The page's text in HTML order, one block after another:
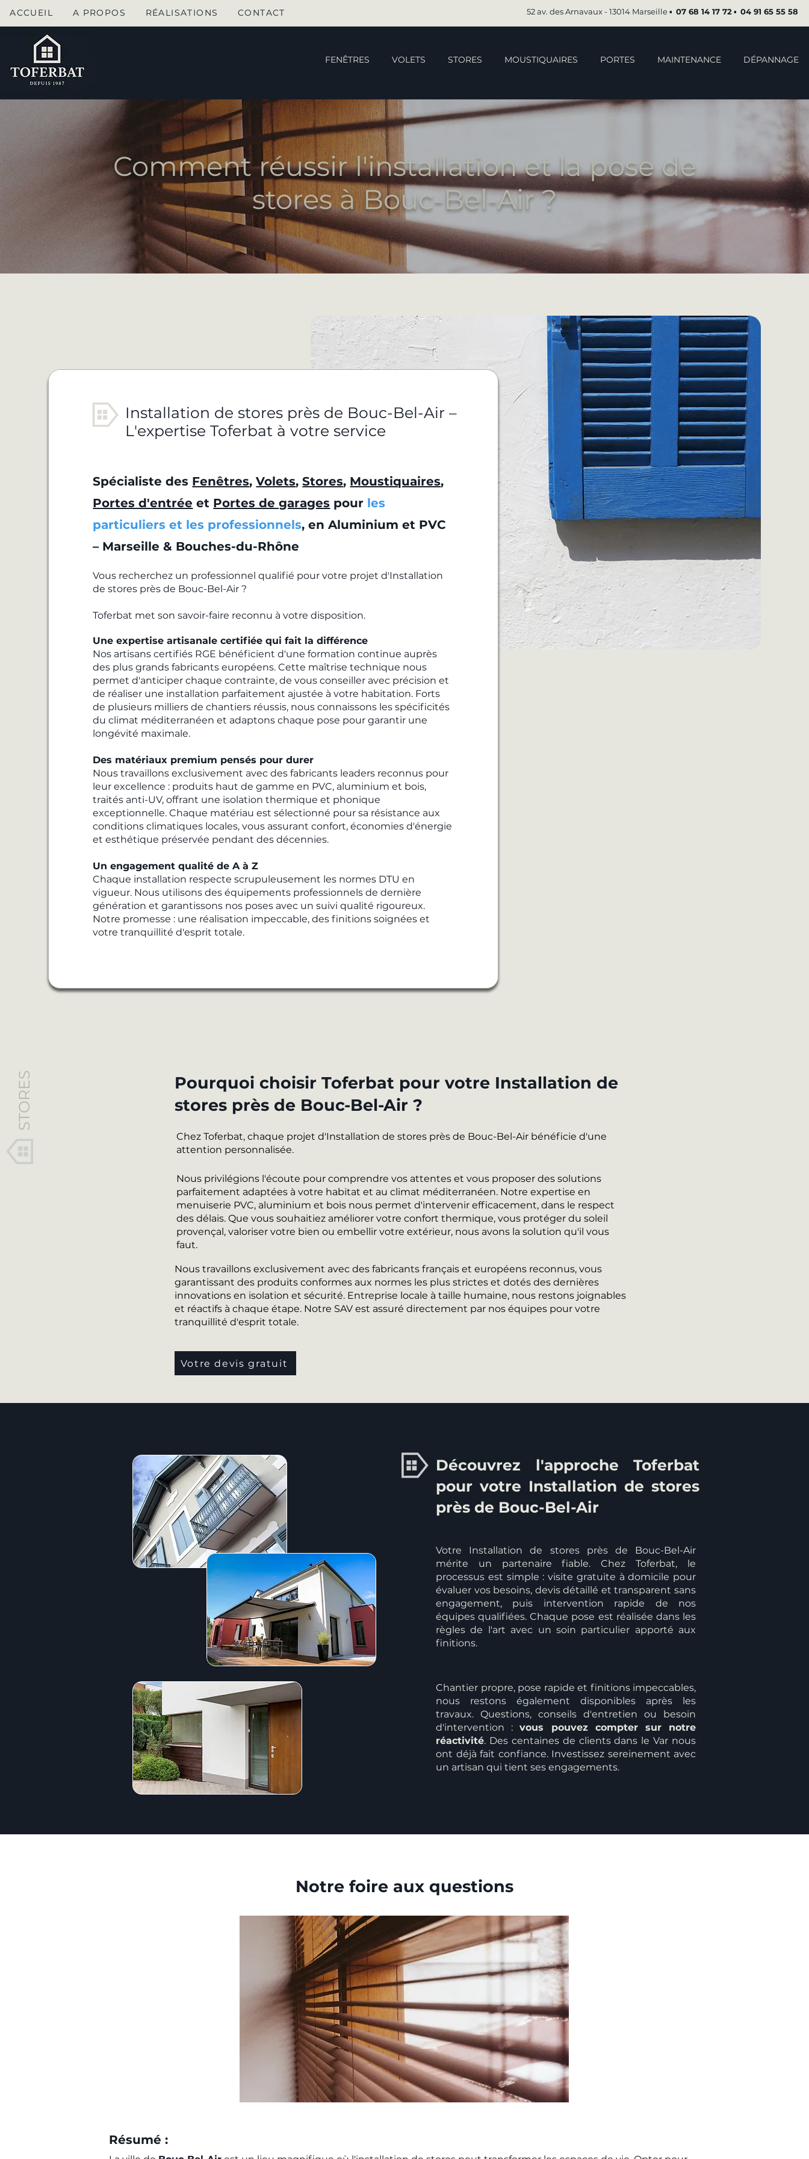
ACCUEIL A PROPOS RÉALISATIONS CONTACT 52 av. des Arnavaux - 13014 Marseille ▪︎ 07 68 14 17 72▪︎ 04 91 65 55 58
FENÊTRES VOLETS STORES MOUSTIQUAIRES PORTES MAINTENANCE DÉPANNAGE
Comment réussir l'installation et la pose de
stores à Bouc-Bel-Air ?
Installation de stores près de Bouc-Bel-Air –
L'expertise Toferbat à votre service
Spécialiste des Fenêtres,Volets,Stores, Moustiquaires,
Portes d'entrée et Portes de garages pour les
particuliers et les professionnels, en Aluminium et PVC
– Marseille & Bouches-du-Rhône
Vous recherchez un professionnel qualifié pour votre projet d'Installation
de stores près de Bouc-Bel-Air ?
Toferbat met son savoir-faire reconnu à votre disposition.
Une expertise artisanale certifiée qui fait la différence
Nos artisans certifiés RGE bénéficient d'une formation continue auprès
des plus grands fabricants européens. Cette maîtrise technique nous
permet d'anticiper chaque contrainte, de vous conseiller avec précision et
de réaliser une installation parfaitement ajustée à votre habitation. Forts
de plusieurs milliers de chantiers réussis, nous connaissons les spécificités
du climat méditerranéen et adaptons chaque pose pour garantir une
longévité maximale.
Des matériaux premium pensés pour durer
Nous travaillons exclusivement avec des fabricants leaders reconnus pour
leur excellence : produits haut de gamme en PVC, aluminium et bois,
traités anti-UV, offrant une isolation thermique et phonique
exceptionnelle. Chaque matériau est sélectionné pour sa résistance aux
conditions climatiques locales, vous assurant confort, économies d'énergie
et esthétique préservée pendant des décennies.
Un engagement qualité de A à Z
Chaque installation respecte scrupuleusement les normes DTU en
vigueur. Nous utilisons des équipements professionnels de dernière
génération et garantissons nos poses avec un suivi qualité rigoureux.
Notre promesse : une réalisation impeccable, des finitions soignées et
votre tranquillité d'esprit totale.
STORES
Pourquoi choisir Toferbat pour votre Installation de
stores près de Bouc-Bel-Air ?
Chez Toferbat, chaque projet d'Installation de stores près de Bouc-Bel-Air bénéficie d'une
attention personnalisée.
Nous privilégions l'écoute pour comprendre vos attentes et vous proposer des solutions
parfaitement adaptées à votre habitat et au climat méditerranéen. Notre expertise en
menuiserie PVC, aluminium et bois nous permet d'intervenir efficacement, dans le respect
des délais. Que vous souhaitiez améliorer votre confort thermique, vous protéger du soleil
provençal, valoriser votre bien ou embellir votre extérieur, nous avons la solution qu'il vous
faut.
Nous travaillons exclusivement avec des fabricants français et européens reconnus, vous
garantissant des produits conformes aux normes les plus strictes et dotés des dernières
innovations en isolation et sécurité. Entreprise locale à taille humaine, nous restons joignables
et réactifs à chaque étape. Notre SAV est assuré directement par nos équipes pour votre
tranquillité d'esprit totale.
Votre devis gratuit
Découvrez l'approche Toferbat
pour votre Installation de stores
près de Bouc-Bel-Air
Votre Installation de stores près de Bouc-Bel-Air
mérite un partenaire fiable. Chez Toferbat, le
processus est simple : visite gratuite à domicile pour
évaluer vos besoins, devis détaillé et transparent sans
engagement, puis intervention rapide de nos
équipes qualifiées. Chaque pose est réalisée dans les
règles de l'art avec un soin particulier apporté aux
finitions.
Chantier propre, pose rapide et finitions impeccables,
nous restons également disponibles après les
travaux. Questions, conseils d'entretien ou besoin
d'intervention :vous pouvez compter sur notre
réactivité. Des centaines de clients dans le Var nous
ont déjà fait confiance. Investissez sereinement avec
un artisan qui tient ses engagements.
Notre foire aux questions
Résumé :